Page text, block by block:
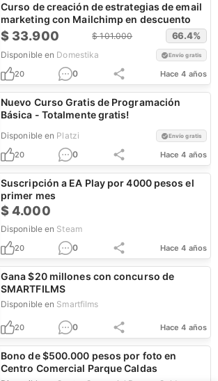
Curso de creación de estrategias de email
marketing con Mailchimp en descuento
$ 33.900 $101.000 66.4%
Disponible en Domestika Envío gratis
20 0 Hace 4 años
Nuevo Curso Gratis de Programación
Básica - Totalmente gratis!
Disponible en Platzi Envío gratis
20 0 Hace 4 años
Suscripción a EA Play por 4000 pesos el
primer mes
$4.000
Disponible en Steam
20 0 Hace 4 años
Gana $20 millones con concurso de
SMARTFILMS
Disponible en Smartfilms
20 0 Hace 4 años
Bono de $500.000 pesos por foto en
Centro Comercial Parque Caldas